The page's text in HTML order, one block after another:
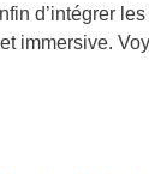
d’intégrer
immersive.